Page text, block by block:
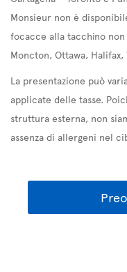
Monsieur non è
focacce alla tacchino
Moncton, Ottawa,
La presentazione può
applicate delle tasse.
struttura esterna, non
assenza di allergeni nel